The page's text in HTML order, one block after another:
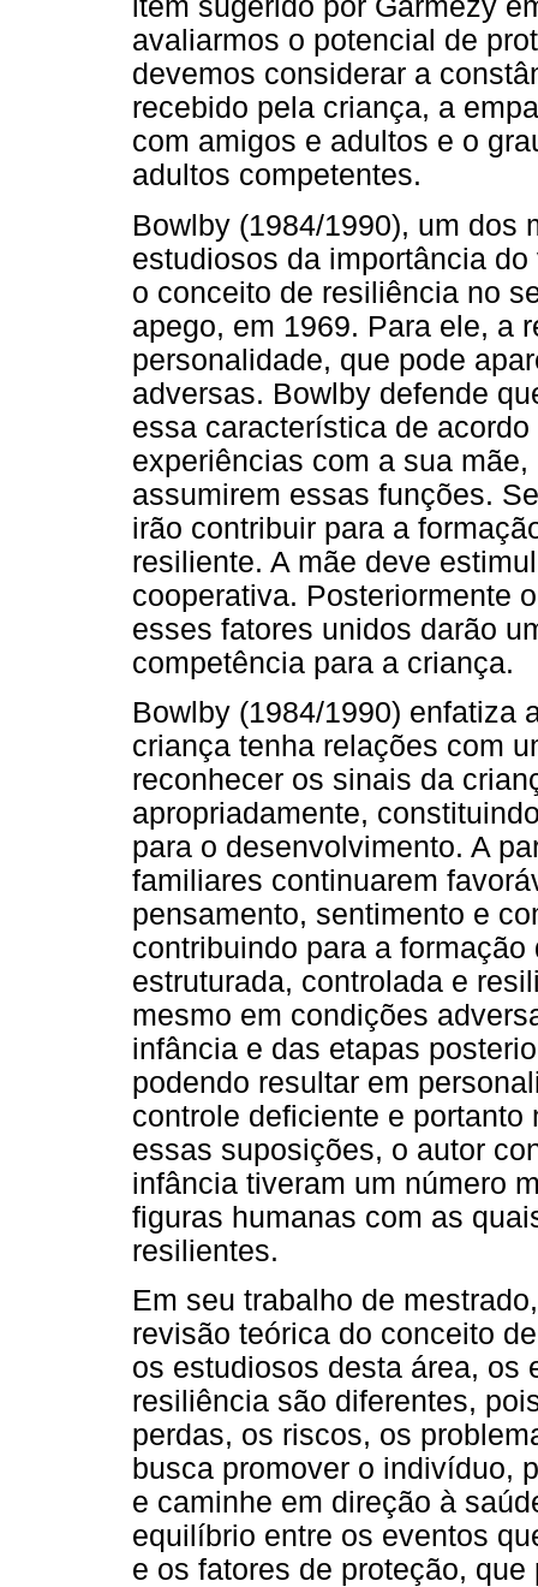
item sugerido por Garmezy
avaliarmos o potencial de
devemos considerar a
recebido pela criança, a
com amigos e adultos e o
adultos competentes.
Bowlby (1984/1990), um dos
estudiosos da importância
o conceito de resiliência no
apego, em 1969. Para ele, a
personalidade, que pode
adversas. Bowlby defende
essa característica de
experiências com a sua
assumirem essas funções.
irão contribuir para a
resiliente. A mãe deve
cooperativa. Posteriormente
esses fatores unidos darão
competência para a criança.
Bowlby (1984/1990) enfatiza
criança tenha relações com
reconhecer os sinais da
apropriadamente,
para o desenvolvimento. A
familiares continuarem
pensamento, sentimento e
contribuindo para a
estruturada, controlada e
mesmo em condições
infância e das etapas
podendo resultar em
controle deficiente e
essas suposições, o autor
infância tiveram um número
figuras humanas com as
resilientes.
Em seu trabalho de
revisão teórica do conceito
os estudiosos desta área, os
resiliência são diferentes,
perdas, os riscos, os
busca promover o indivíduo,
e caminhe em direção à
equilíbrio entre os eventos
e os fatores de proteção,